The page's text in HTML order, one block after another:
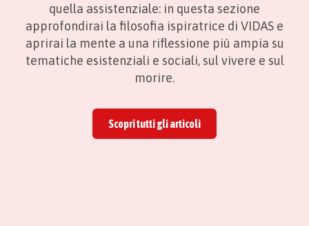
quella assistenziale: in questa sezione
approfondirai la filosofia ispiratrice di VIDAS e
aprirai la mente a una riflessione più ampia su
tematiche esistenziali e sociali, sul vivere e sul
morire.
Scopri tutti gli articoli